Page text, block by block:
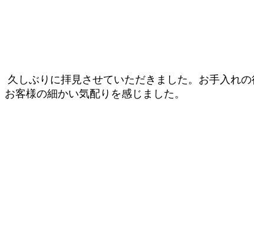
久しぶりに拝見させていただきました。お手入れの
お客様の細かい気配りを感じました。